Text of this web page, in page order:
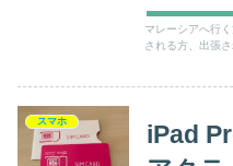
マレーシアへ行
される方、出張
スマホ
iPad